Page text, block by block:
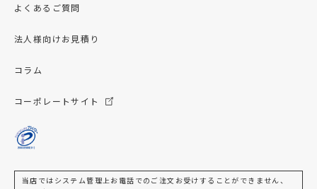
よくあるご質問
法人様向けお見積り
コラム
コーポレートサイト
当店ではシステム管理上お電話でのご注文お受けすることができません、